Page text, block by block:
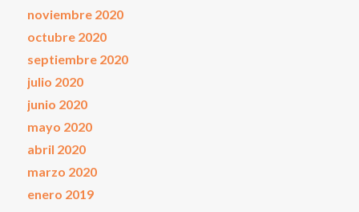
noviembre 2020
octubre 2020
septiembre 2020
julio 2020
junio 2020
mayo 2020
abril 2020
marzo 2020
enero 2019